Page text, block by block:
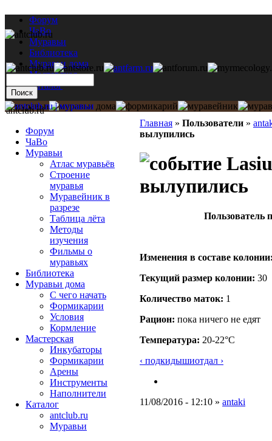
Форум
ЧаВо
Муравьи
Библиотека
Муравьи дома
Мастерская
Каталог
Главная » Пользователи »
вылупились
вылупились
Пользователь
Изменения в составе
Текущий размер кoлонии: 30
Количество маток: 1
Рацион: пока ничего не едят
Температура: 20-22°C
‹ подкидышиотдал ›
11/08/2016 - 12:10 » antaki
antclub.ru
Форум
ЧаВо
Муравьи
Атлас муравьёв
Строение
муравья
Муравейник в
разрезе
Таблица лёта
Методы
изучения
Фильмы о
муравьях
Библиотека
Муравьи дома
С чего начать
Формикарии
Условия
Кормление
Мастерская
Инкубаторы
Формикарии
Арены
Инструменты
Наполнители
Каталог
antclub.ru
Муравьи